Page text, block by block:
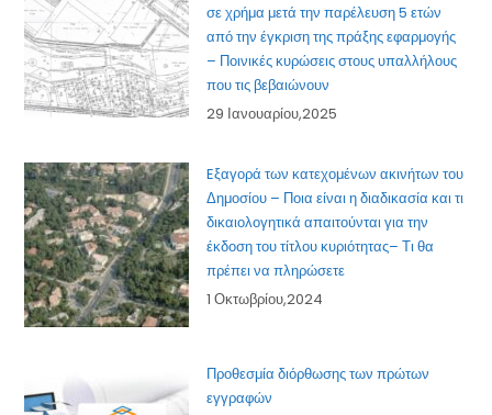
σε χρήμα μετά την παρέλευση 5 ετών
από την έγκριση της πράξης εφαρμογής
– Ποινικές κυρώσεις στους υπαλλήλους
που τις βεβαιώνουν
29 Ιανουαρίου,2025
Eξαγορά των κατεχομένων ακινήτων του
Δημοσίου – Ποια είναι η διαδικασία και τι
δικαιολογητικά απαιτούνται για την
έκδοση του τίτλου κυριότητας– Τι θα
πρέπει να πληρώσετε
1 Οκτωβρίου,2024
Προθεσμία διόρθωσης των πρώτων
εγγραφών